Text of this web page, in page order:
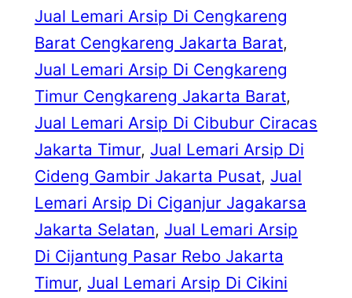
Jual Lemari Arsip Di Cengkareng
Barat Cengkareng Jakarta Barat
Jual Lemari Arsip Di Cengkareng
Timur Cengkareng Jakarta Barat
Jual Lemari Arsip Di Cibubur Ciracas
Jakarta Timur, Jual Lemari Arsip Di
Cideng Gambir Jakarta Pusat, Jual
Lemari Arsip Di Ciganjur Jagakarsa
Jakarta Selatan, Jual Lemari Arsip
Di Cijantung Pasar Rebo Jakarta
Timur, Jual Lemari Arsip Di Cikini